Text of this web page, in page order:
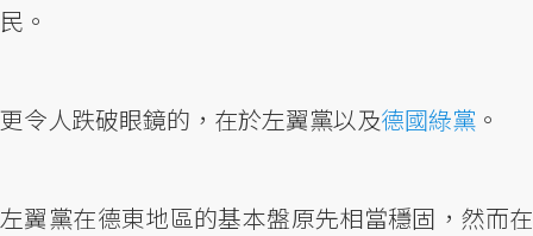
民。
更令人跌破眼鏡的，在於左翼黨以及德國綠黨 。
左翼黨在德東地區的基本盤原先相當穩固，然而在